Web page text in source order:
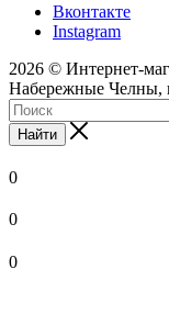
Вконтакте
Instagram
2026 © Интернет-
Набережные Челны,
Найти
0
0
0